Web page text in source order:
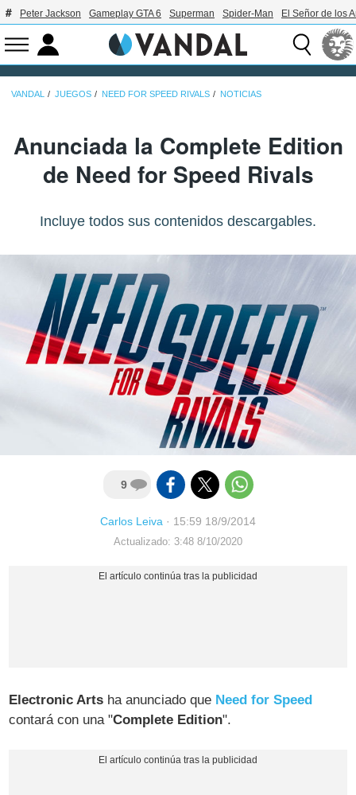
Peter Jackson Gameplay GTA 6 Superman Spider-Man El Señor de los
VANDAL JUEGOS NEED FOR SPEED RIVALS NOTICIAS
Anunciada la Complete Edition
de Need for Speed Rivals
Incluye todos sus contenidos descargables.
9
Carlos Leiva · 15:59 18/9/2014
Actualizado: 3:48 8/10/2020
Electronic Arts ha anunciado que Need for Speed
contará con una "Complete Edition".